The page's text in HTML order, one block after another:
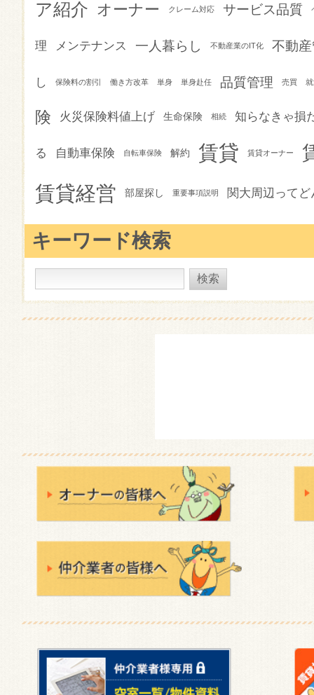
ア紹介 オーナー クレーム対応 サービス品質
理 メンテナンス 一人暮らし 不動産業のIT化 不動
し 保険料の割引 働き方改革 単身 単身赴任 品質管理 売買
険 火災保険料値上げ 生命保険 相続 知らなきゃ損
る 自動車保険 自転車保険 解約 賃貸 賃貸オーナー
賃貸経営 部屋探し 重要事項説明 関大周辺って
キーワード検索